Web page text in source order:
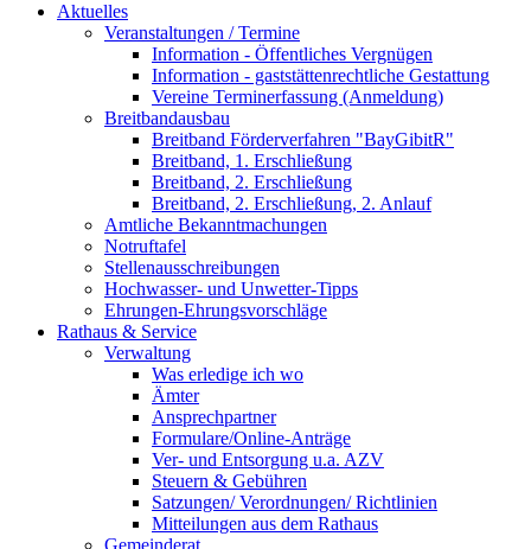
Aktuelles
Veranstaltungen / Termine
Information - Öffentliches Vergnügen
Information - gaststättenrechtliche Gestattung
Vereine Terminerfassung (Anmeldung)
Breitbandausbau
Breitband Förderverfahren "BayGibitR"
Breitband, 1. Erschließung
Breitband, 2. Erschließung
Breitband, 2. Erschließung, 2. Anlauf
Amtliche Bekanntmachungen
Notruftafel
Stellenausschreibungen
Hochwasser- und Unwetter-Tipps
Ehrungen-Ehrungsvorschläge
Rathaus & Service
Verwaltung
Was erledige ich wo
Ämter
Ansprechpartner
Formulare/Online-Anträge
Ver- und Entsorgung u.a. AZV
Steuern & Gebühren
Satzungen/ Verordnungen/ Richtlinien
Mitteilungen aus dem Rathaus
Gemeinderat